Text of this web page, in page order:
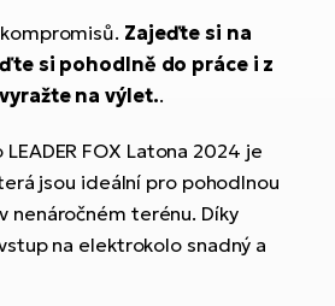
Zajeďte si na
si pohodlně do práce i z
na výlet..
FOX Latona 2024 je
jsou ideální pro pohodlnou
nenáročném terénu. Díky
na elektrokolo snadný a